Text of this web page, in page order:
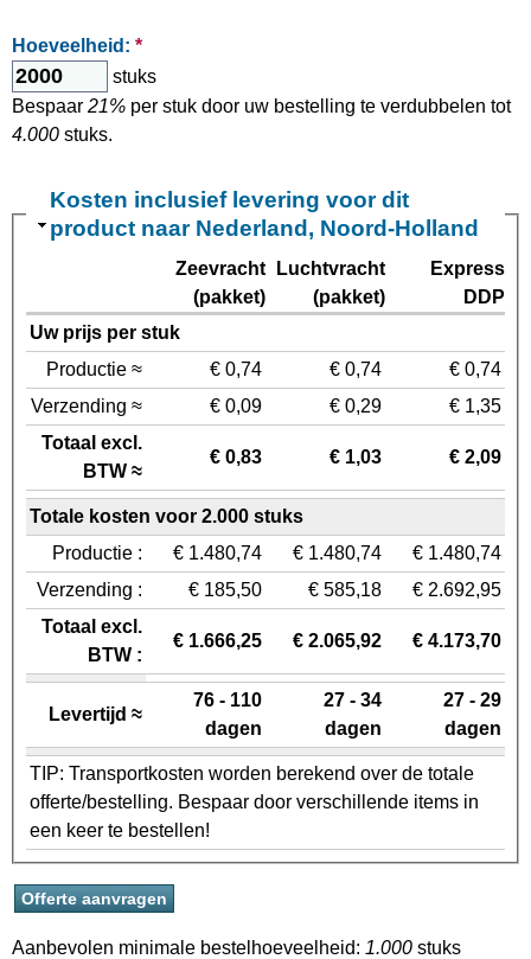
Hoeveelheid: *
stuks
Bespaar 21% per stuk door uw bestelling te verdubbelen tot
4.000 stuks.
Kosten inclusief levering voor dit
product naar Nederland, Noord-Holland
Zeevracht
(pakket)
Luchtvracht
(pakket)
Express
DDP
Uw prijs per stuk
Productie ≈
€ 0,74 € 0,74
€ 0,74
Verzending ≈
€ 0,09 € 0,29
€ 1,35
Totaal excl.
BTW ≈
€ 0,83 € 1,03 € 2,09
Totale kosten voor 2.000 stuks
Productie :
€ 1.480,74 € 1.480,74
€ 1.480,74
Verzending :
€ 185,50 € 585,18
€ 2.692,95
Totaal excl.
BTW :
€ 1.666,25 € 2.065,92 € 4.173,70
Levertijd ≈
76 - 110
dagen
27 - 34
dagen
27 - 29
dagen
TIP: Transportkosten worden berekend over de totale
offerte/bestelling. Bespaar door verschillende items in
een keer te bestellen!
Aanbevolen minimale bestelhoeveelheid: 1.000 stuks